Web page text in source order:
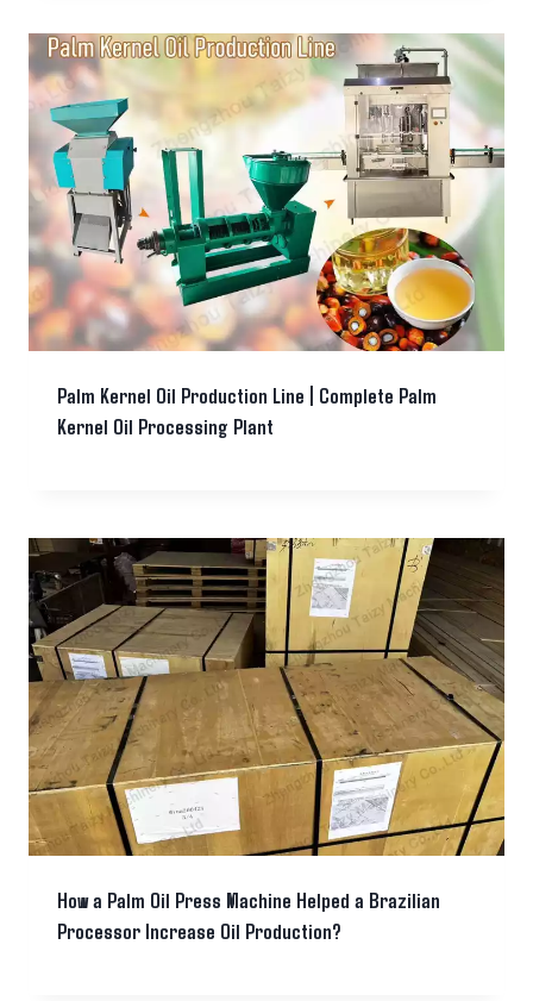
Palm Kernel Oil Production Line | Complete Palm
Kernel Oil Processing Plant
How a Palm Oil Press Machine Helped a Brazilian
Processor Increase Oil Production?